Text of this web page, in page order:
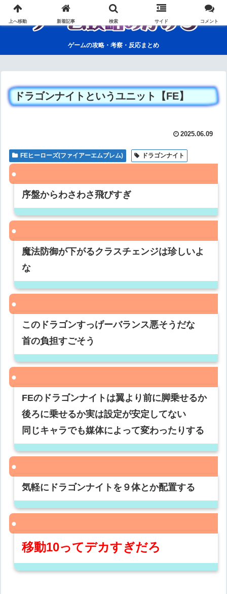
ゲームの攻略・考察・反応まとめ
ドラゴンナイトというユニット【FE】
2025.06.09
FEヒーローズ(ファイアーエムブレム) ドラゴンナイト
序盤からわさわさ飛びすぎ
魔法防御が下がるクラスチェンジは珍しいよ
な
このドラゴンすっげーバランス悪そうだな
首の負担すごそう
FEのドラゴンナイトは翼より前に脚乗せるか
後ろに乗せるか実は設定が安定してない
同じキャラでも媒体によって変わったりする
気軽にドラゴンナイトを９体とか配置する
移動10ってデカすぎだろ
上へ移動 新着記事 検索 サイド コメント